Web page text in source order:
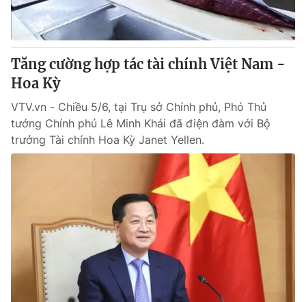
Tăng cường hợp tác tài chính Việt Nam -
Hoa Kỳ
VTV.vn - Chiều 5/6, tại Trụ sở Chính phủ, Phó Thủ
tướng Chính phủ Lê Minh Khái đã điện đàm với Bộ
trưởng Tài chính Hoa Kỳ Janet Yellen.